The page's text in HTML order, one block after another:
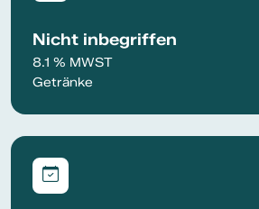
Nicht inbegriffen
8.1 % MWST
Getränke